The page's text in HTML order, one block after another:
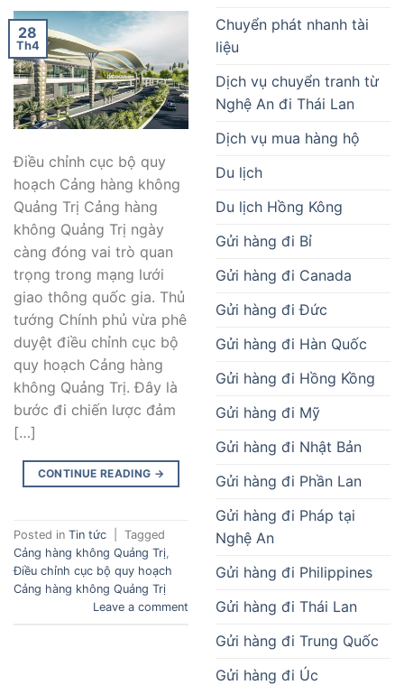
28
Th4
Điều chỉnh cục bộ quy
hoạch Cảng hàng không
Quảng Trị Cảng hàng
không Quảng Trị ngày
càng đóng vai trò quan
trọng trong mạng lưới
giao thông quốc gia. Thủ
tướng Chính phủ vừa phê
duyệt điều chỉnh cục bộ
quy hoạch Cảng hàng
không Quảng Trị. Đây là
bước đi chiến lược đảm
[…]
CONTINUE READING →
Posted in Tin tức
Tagged
Cảng hàng không Quảng Trị,
Điều chỉnh cục bộ quy hoạch
Cảng hàng không Quảng Trị
Leave a comment
Chuyển phát nhanh tài
liệu
Dịch vụ chuyển tranh từ
Nghệ An đi Thái Lan
Dịch vụ mua hàng hộ
Du lịch
Du lịch Hồng Kông
Gửi hàng đi Bỉ
Gửi hàng đi Canada
Gửi hàng đi Đức
Gửi hàng đi Hàn Quốc
Gửi hàng đi Hồng Kồng
Gửi hàng đi Mỹ
Gửi hàng đi Nhật Bản
Gửi hàng đi Phần Lan
Gửi hàng đi Pháp tại
Nghệ An
Gửi hàng đi Philippines
Gửi hàng đi Thái Lan
Gửi hàng đi Trung Quốc
Gửi hàng đi Úc